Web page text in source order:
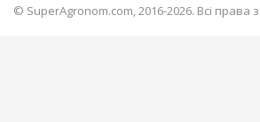
© SuperAgronom.com, 2016-2026. Всі права